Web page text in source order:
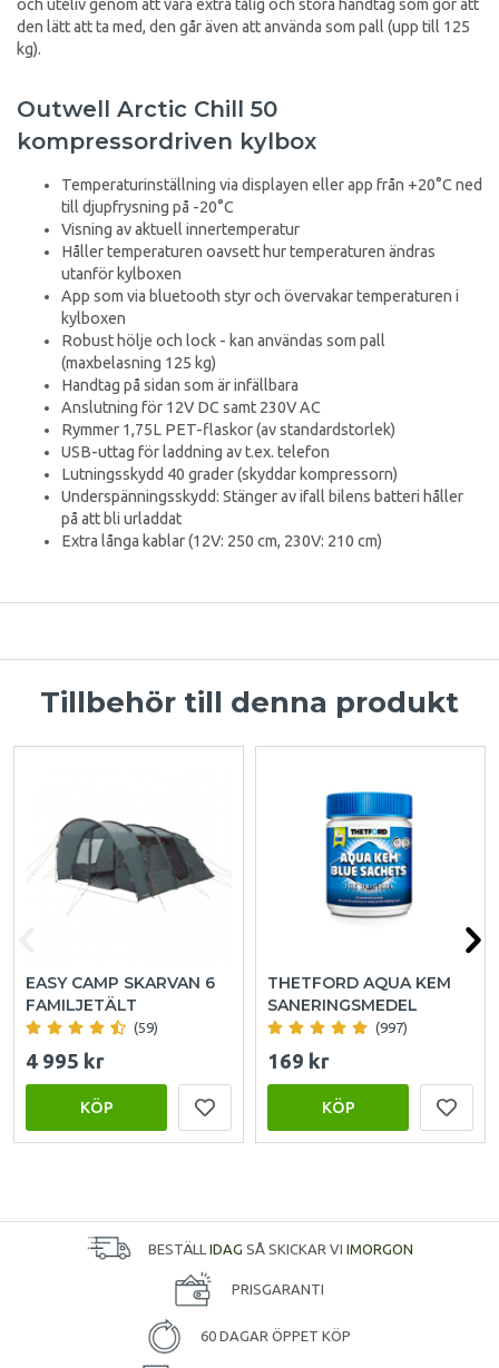
och uteliv genom att vara extra tålig och stora handtag som gör att
den lätt att ta med, den går även att använda som pall (upp till 125
kg).
Outwell Arctic Chill 50
kompressordriven kylbox
Temperaturinställning via displayen eller app från +20°C ned
till djupfrysning på -20°C
Visning av aktuell innertemperatur
Håller temperaturen oavsett hur temperaturen ändras
utanför kylboxen
App som via bluetooth styr och övervakar temperaturen i
kylboxen
Robust hölje och lock - kan användas som pall
(maxbelasning 125 kg)
Handtag på sidan som är infällbara
Anslutning för 12V DC samt 230V AC
Rymmer 1,75L PET-flaskor (av standardstorlek)
USB-uttag för laddning av t.ex. telefon
Lutningsskydd 40 grader (skyddar kompressorn)
Underspänningsskydd: Stänger av ifall bilens batteri håller
på att bli urladdat
Extra långa kablar (12V: 250 cm, 230V: 210 cm)
Tillbehör till denna produkt
EASY CAMP SKARVAN 6
FAMILJETÄLT
(59)
4 995 kr
KÖP
THETFORD AQUA KEM
SANERINGSMEDEL
(997)
169 kr
KÖP
BESTÄLL IDAG SÅ SKICKAR VI IMORGON
PRISGARANTI
60 DAGAR ÖPPET KÖP